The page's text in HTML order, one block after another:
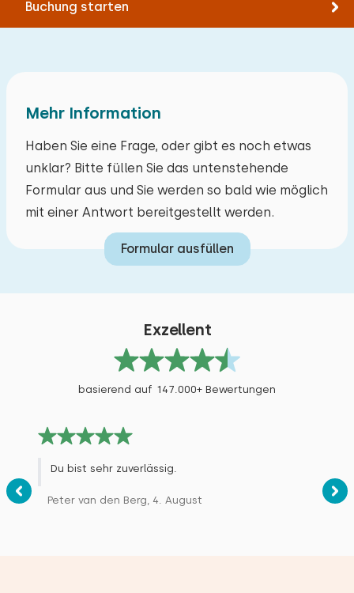
Buchung starten
Mehr Information
Haben Sie eine Frage, oder gibt es noch etwas
unklar? Bitte füllen Sie das untenstehende
Formular aus und Sie werden so bald wie möglich
mit einer Antwort bereitgestellt werden.
Formular ausfüllen
Exzellent
basierend auf 147.000+ Bewertungen
Du bist sehr zuverlässig.
Peter van den Berg, 4. August